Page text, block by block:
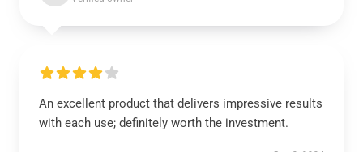
An excellent product that delivers impressive results
with each use; definitely worth the investment.